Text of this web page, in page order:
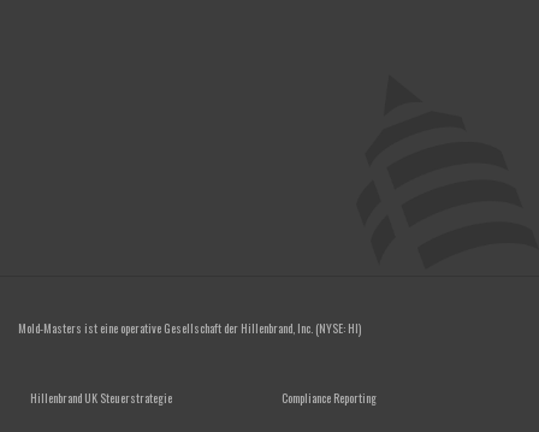
Mold-Masters ist eine operative Gesellschaft der Hillenbrand, Inc. (NYSE: HI)
FOOTER MENU
Hillenbrand UK Steuerstrategie Compliance Reporting